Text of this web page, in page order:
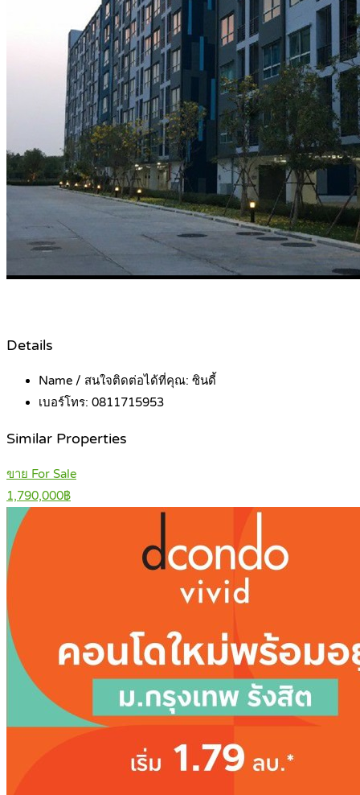
Details
Name / สนใจติดต่อได้ที่คุณ: ซินดี้
เบอร์โทร: 0811715953
Similar Properties
ขาย For Sale
1,790,000฿